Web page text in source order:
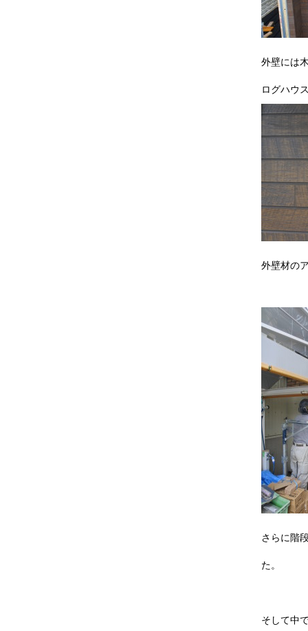
外壁には
ログハウ
外壁材の
さらに階
た。
そして中